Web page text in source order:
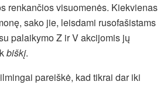
renkančios visuomenės. Kiekvienas
sako jie, leisdami rusofašistams
palaikymo Z ir V akcijomis jų
biškį.
pareiškė, kad tikrai dar iki